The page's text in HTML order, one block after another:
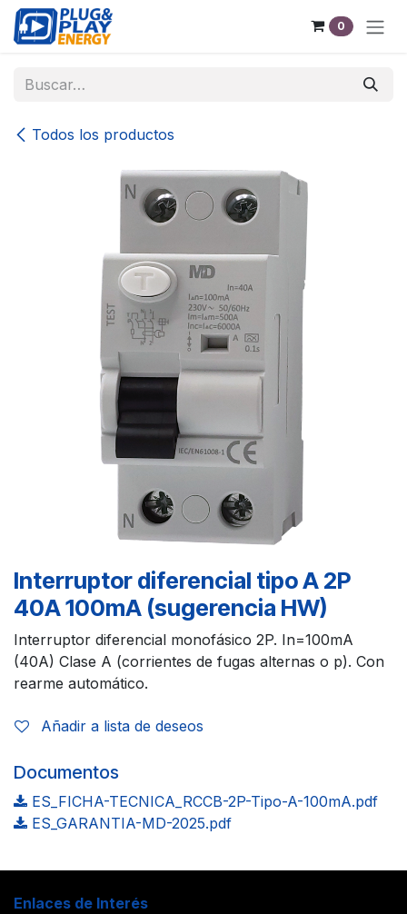
Ir al contenido
0
Todos los productos
Interruptor diferencial tipo A 2P
40A 100mA (sugerencia HW)
Interruptor diferencial monofásico 2P. In=100mA
(40A) Clase A (corrientes de fugas alternas o p). Con
rearme automático.
Añadir a lista de deseos
Documentos
ES_FICHA-TECNICA_RCCB-2P-Tipo-A-100mA.pdf
ES_GARANTIA-MD-2025.pdf
Enlaces de Interés